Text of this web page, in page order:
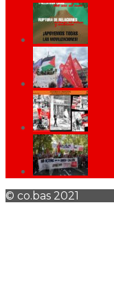
© co.bas 2021